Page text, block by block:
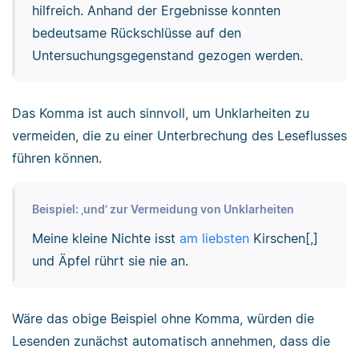
hilfreich. Anhand der Ergebnisse konnten
bedeutsame Rückschlüsse auf den
Untersuchungsgegenstand gezogen werden.
Das Komma ist auch sinnvoll, um Unklarheiten zu
vermeiden, die zu einer Unterbrechung des Leseflusses
führen können.
Beispiel: ‚und‘ zur Vermeidung von Unklarheiten
Meine kleine Nichte isst am liebstenKirschen[,]
und Äpfel rührt sie nie an.
Wäre das obige Beispiel ohne Komma, würden die
Lesenden zunächst automatisch annehmen, dass die